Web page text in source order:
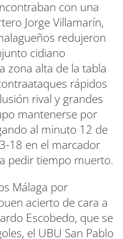
con una
Jorge Villamarín,
redujeron
cidiano
zona alta de la tabla
rápidos
rival y grandes
mantenerse por
al minuto 12 de
18 en el marcador
pedir tiempo muerto.
Málaga por
acierto de cara a
Escobedo, que se
el UBU San Pablo